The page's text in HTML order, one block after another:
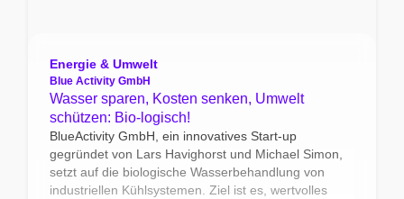
Energie & Umwelt
Blue Activity GmbH
Wasser sparen, Kosten senken, Umwelt
schützen: Bio-logisch!
BlueActivity GmbH, ein innovatives Start-up
gegründet von Lars Havighorst und Michael Simon,
setzt auf die biologische Wasserbehandlung von
industriellen Kühlsystemen. Ziel ist es, wertvolles